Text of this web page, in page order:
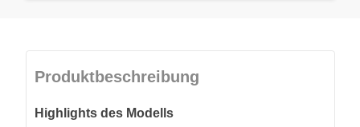
Produktbeschreibung
Highlights des Modells